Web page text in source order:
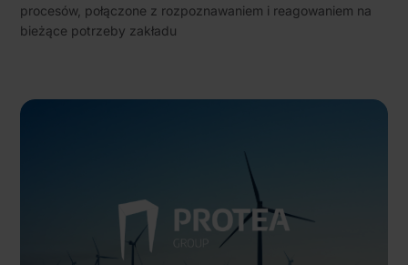
procesów, połączone z rozpoznawaniem i reagowaniem na
bieżące potrzeby zakładu